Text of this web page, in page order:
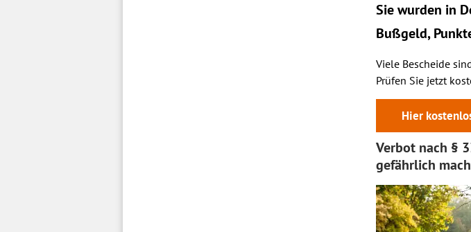
Sie wurden in
Bußgeld,
Viele Bescheide
Prüfen Sie jetzt
Hier
Verbot nach §
gefährlich